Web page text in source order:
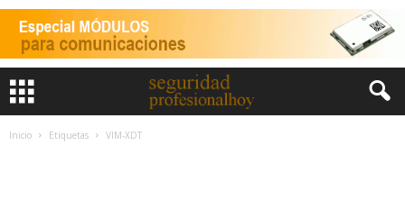
Inicio Etiquetas VIM-XDT